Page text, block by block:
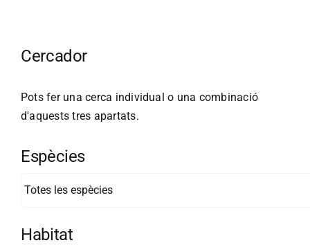
Cercador
Pots fer una cerca individual o una combinació
d'aquests tres apartats.
Espècies
Habitat